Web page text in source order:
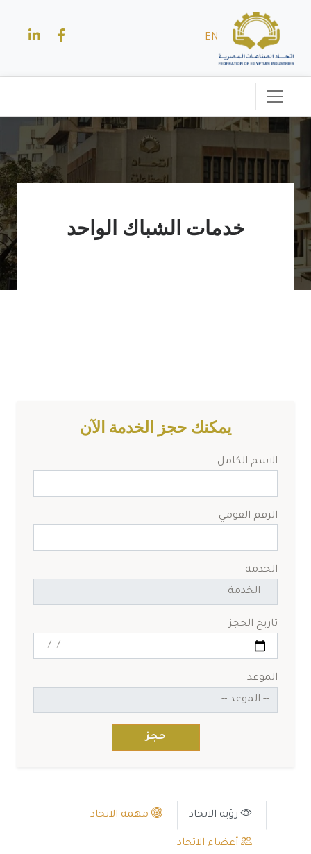
EN
خدمات الشباك الواحد
يمكنك حجز الخدمة الآن
الاسم الكامل
الرقم القومي
الخدمة
تاريخ الحجز
الموعد
حجز
رؤية الاتحاد مهمة الاتحاد
أعضاء الاتحاد